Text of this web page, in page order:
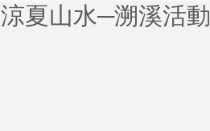
涼夏山水─溯溪活動